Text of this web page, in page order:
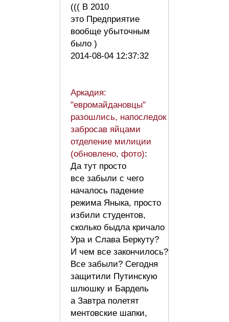
((( В 2010
это Предприятие
вообще убыточным
было )
2014-08-04 12:37:32
Аркадия:
"евромайдановцы"
разошлись, напоследок
забросав яйцами
отделение милиции
(обновлено, фото):
Да тут просто
все забыли с чего
началось падение
режима Яныка, просто
избили студентов,
сколько быдла кричало
Ура и Слава Беркуту?
И чем все закончилось?
Все забыли? Сегодня
защитили Путинскую
шлюшку и Бардель
а Завтра полетят
ментовские шапки,